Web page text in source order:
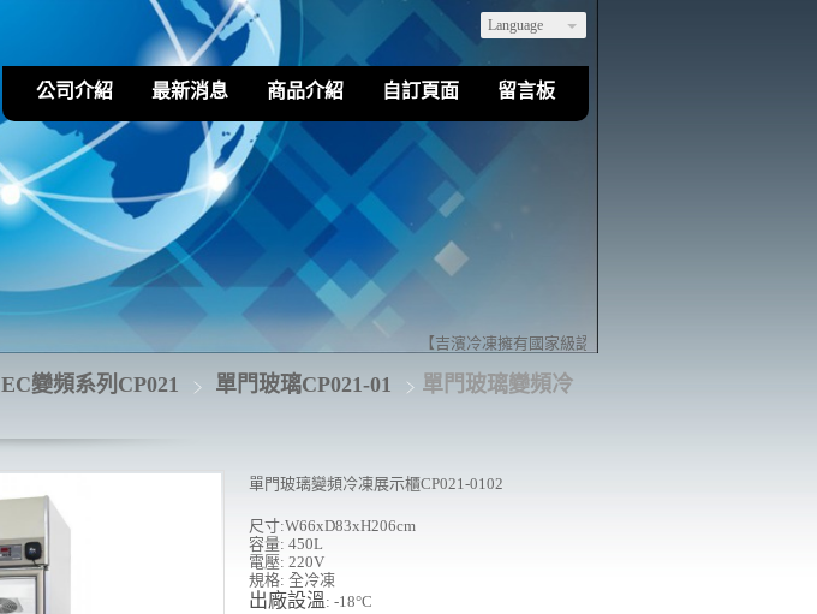
Language
公司介紹 最新消息 商品介紹 自訂頁面 留言板
【吉濱冷凍擁有國家級認證的乙級冷凍空調裝修技術】歡
EC變頻系列CP021 單門玻璃CP021-01
單門玻璃變頻冷
單門玻璃變頻冷凍展示櫃CP021-0102
尺寸:W66xD83xH206cm
容量: 450L
電壓: 220V
規格: 全冷凍
出廠設溫: -18°C